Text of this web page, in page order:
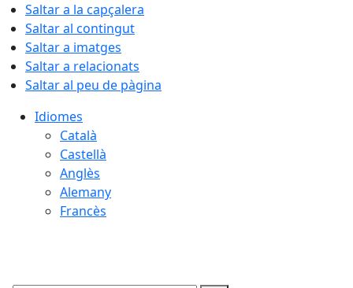
Saltar a la capçalera
Saltar al contingut
Saltar a imatges
Saltar a relacionats
Saltar al peu de pàgina
Idiomes
Català
Castellà
Anglès
Alemany
Francès